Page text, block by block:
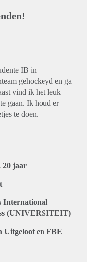
IB in
gehockeyd en ga
vind ik het leuk
gaan. Ik houd er
te doen.
20 jaar
International
(UNIVERSITEIT)
Uitgeloot en FBE